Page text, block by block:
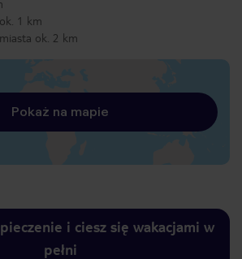
1 km
ok. 2 km
Pokaż na mapie
i ciesz się wakacjami w
pełni